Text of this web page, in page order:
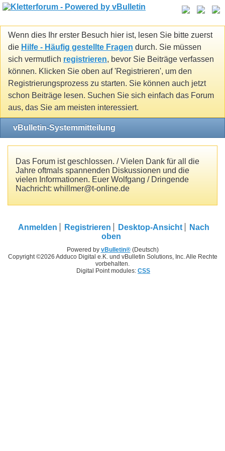
Wenn dies Ihr erster Besuch hier ist, lesen Sie bitte zuerst
die Hilfe - Häufig gestellte Fragen durch. Sie müssen
sich vermutlich registrieren, bevor Sie Beiträge verfassen
können. Klicken Sie oben auf 'Registrieren', um den
Registrierungsprozess zu starten. Sie können auch jetzt
schon Beiträge lesen. Suchen Sie sich einfach das Forum
aus, das Sie am meisten interessiert.
vBulletin-Systemmitteilung
Das Forum ist geschlossen. / Vielen Dank für all die
Jahre oftmals spannenden Diskussionen und die
vielen Informationen. Euer Wolfgang / Dringende
Nachricht: whillmer@t-online.de
Anmelden Registrieren Desktop-Ansicht
Nach
oben
Powered by vBulletin®(Deutsch)
Copyright ©2026 Adduco Digital e.K. und vBulletin Solutions, Inc. Alle Rechte
vorbehalten.
Digital Point modules: CSS